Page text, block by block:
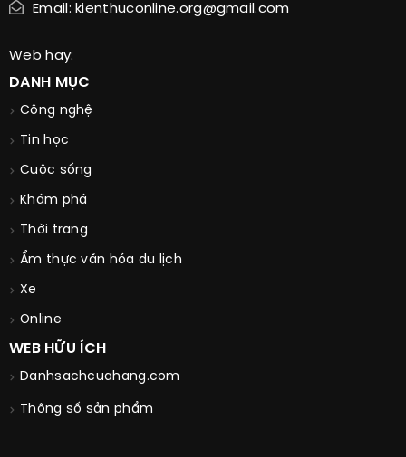
Email: kienthuconline.org@gmail.com
Web hay:
DANH MỤC
Công nghệ
Tin học
Cuộc sống
Khám phá
Thời trang
Ẩm thực văn hóa du lịch
Xe
Online
WEB HỮU ÍCH
Danhsachcuahang.com
Thông số sản phẩm